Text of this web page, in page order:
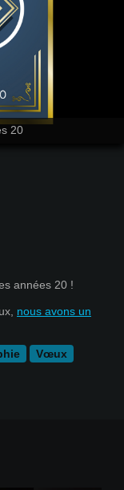
années 20 !
nous avons un
Vœux
20